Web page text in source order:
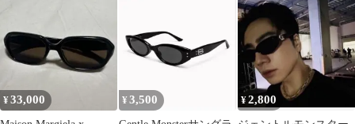
¥33,000 ¥3,500 ¥2,800